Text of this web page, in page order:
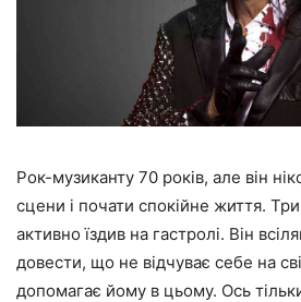
Рок-музиканту 70 років, але він
сцени і почати спокійне життя.
активно їздив на гастролі. Він
довести, що не відчуває себе на
допомагає йому в цьому. Ось